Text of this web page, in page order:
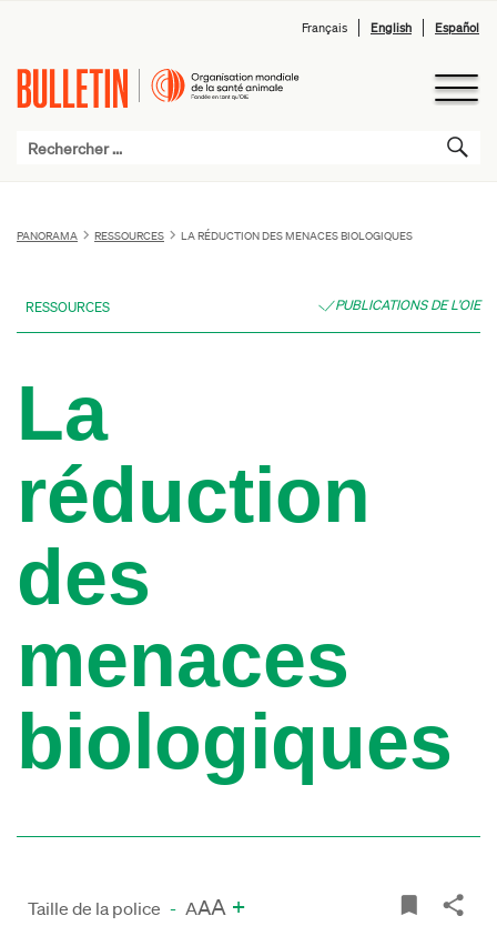
Français English Español
PANORAMA RESSOURCES LA RÉDUCTION DES MENACES BIOLOGIQUES
RESSOURCES PUBLICATIONS DE L’OIE
La
réduction
des
menaces
biologiques
Taille de la police - AAA +